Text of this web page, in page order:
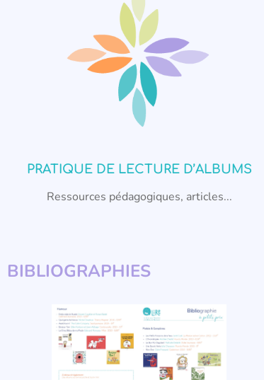
PRATIQUE DE LECTURE D’ALBUMS
Ressources pédagogiques, articles...
BIBLIOGRAPHIES